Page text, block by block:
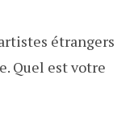
étrangers
Quel est votre